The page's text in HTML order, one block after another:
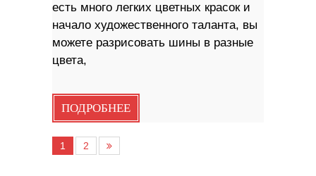
есть много легких цветных красок и
начало художественного таланта, вы
можете разрисовать шины в разные
цвета,
ПОДРОБНЕЕ
1 2